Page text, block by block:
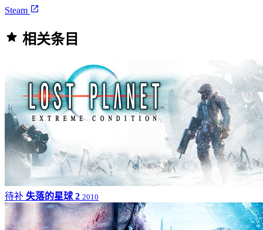
Steam
相关条目
待补 失落的星球 2 2010